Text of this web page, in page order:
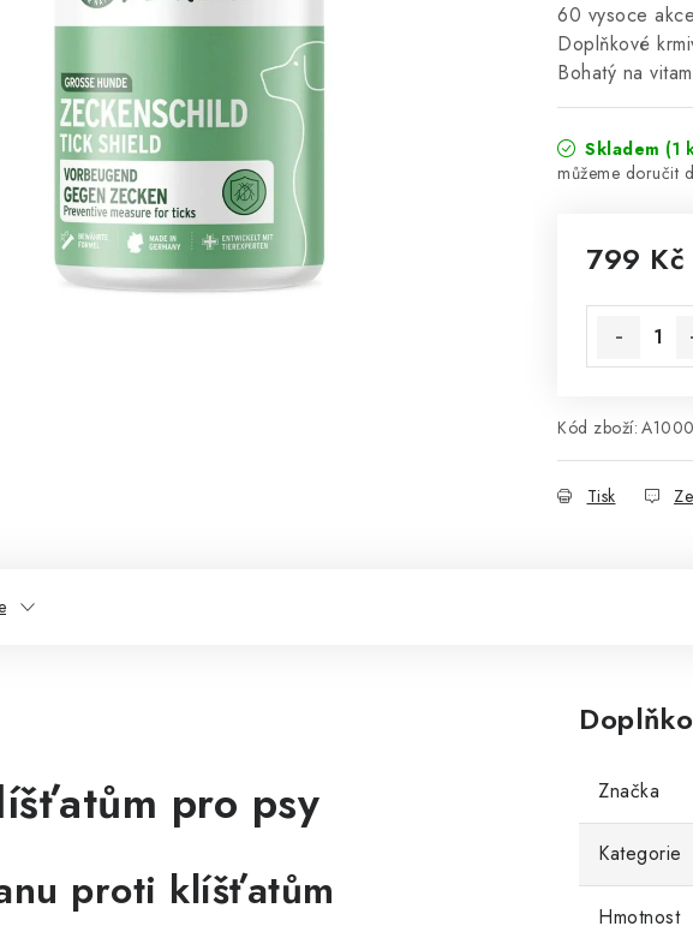
60 vysoce
Doplňkové
Bohatý na
Skladem (1
799 Kč
Kód zboží:
Tisk
pro psy
proti klíšťatům
Značka
Kategorie
Hmotnost